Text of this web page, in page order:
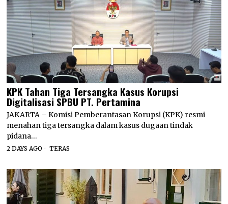
KPK Tahan Tiga Tersangka Kasus Korupsi
Digitalisasi SPBU PT. Pertamina
JAKARTA – Komisi Pemberantasan Korupsi (KPK) resmi
menahan tiga tersangka dalam kasus dugaan tindak
pidana…
2 DAYS AGO TERAS